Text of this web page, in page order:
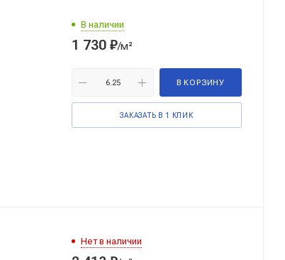
В наличии
1 730 ₽/м²
В КОРЗИНУ
ЗАКАЗАТЬ В 1 КЛИК
Нет в наличии